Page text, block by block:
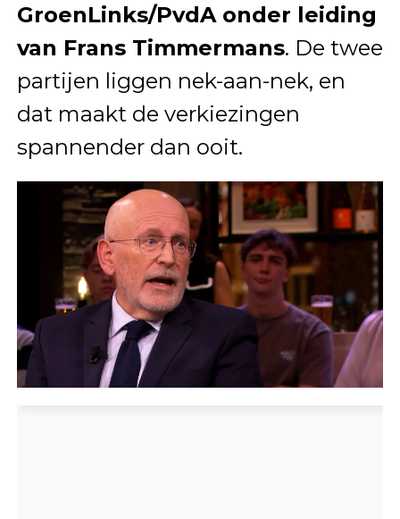
GroenLinks/PvdA onder leiding
van Frans Timmermans. De twee
partijen liggen nek-aan-nek, en
dat maakt de verkiezingen
spannender dan ooit.